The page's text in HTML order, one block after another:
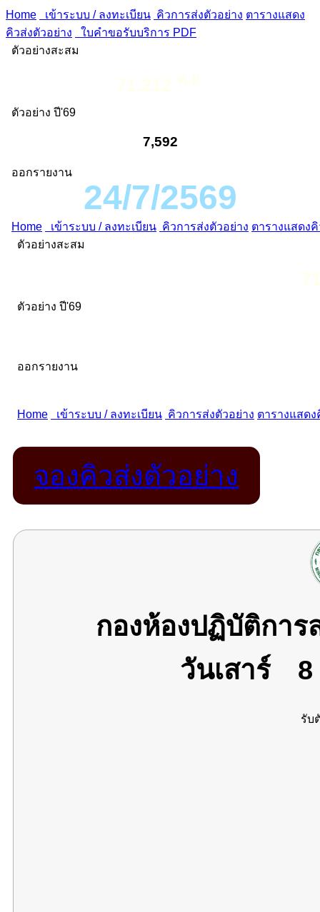
Home เข้าระบบ / ลงทะเบียน คิวการส่งตัวอย่าง ตารางแสดง
คิวส่งตัวอย่าง
ใบคำขอรับบริการ PDF
ตัวอย่างสะสม
ตัวอย่าง ปี'69
7,592
ออกรายงาน
24/7/2569
จองคิวส่งตัวอย่าง
กองห้องปฏิบัติกา
วันเสาร์
รับ